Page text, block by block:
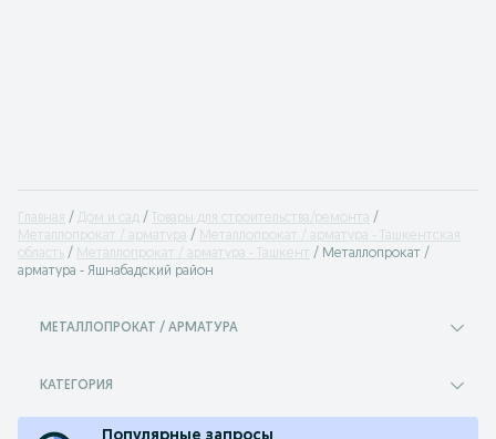
Главная Дом и сад
Товары для строительства/ремонта
Металлопрокат / арматура
Металлопрокат / арматура - Ташкентская
область
Металлопрокат / арматура - Ташкент
Металлопрокат /
арматура - Яшнабадский район
МЕТАЛЛОПРОКАТ / АРМАТУРА
КАТЕГОРИЯ